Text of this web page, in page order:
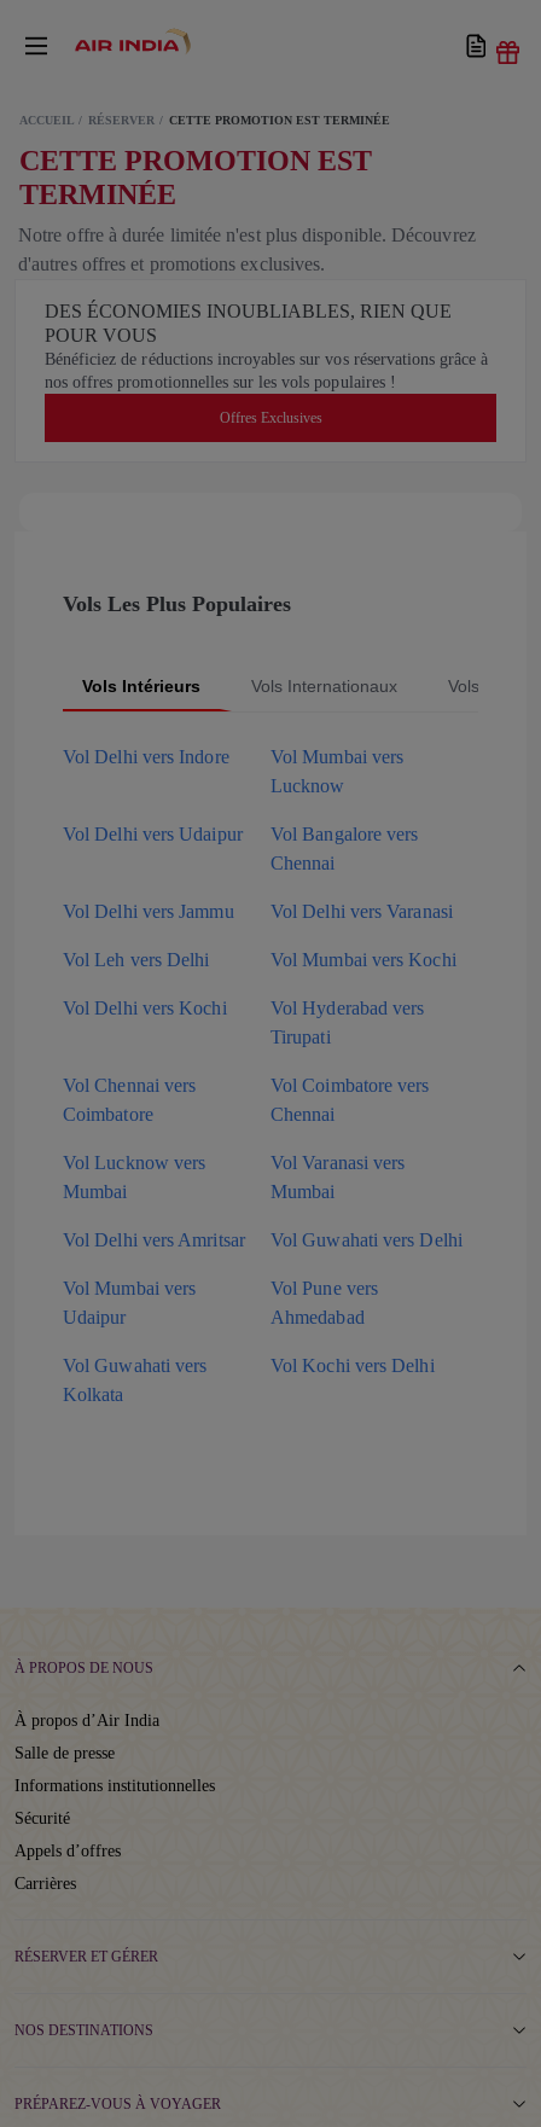
ACCUEIL RÉSERVER CETTE PROMOTION EST TERMINÉE
CETTE PROMOTION EST
TERMINÉE
Notre offre à durée limitée n'est plus disponible. Découvrez
d'autres offres et promotions exclusives.
DES ÉCONOMIES INOUBLIABLES, RIEN QUE
POUR VOUS
Bénéficiez de réductions incroyables sur vos réservations grâce à
nos offres promotionnelles sur les vols populaires !
Offres Exclusives
Vols Les Plus Populaires
Vols Intérieurs Vols Internationaux Vols
Vol Delhi vers Indore
Vol Mumbai vers
Lucknow
Vol Delhi vers Udaipur
Vol Bangalore vers
Chennai
Vol Delhi vers Jammu Vol Delhi vers Varanasi
Vol Leh vers Delhi Vol Mumbai vers Kochi
Vol Delhi vers Kochi
Vol Hyderabad vers
Tirupati
Vol Chennai vers
Coimbatore
Vol Coimbatore vers
Chennai
Vol Lucknow vers
Mumbai
Vol Varanasi vers
Mumbai
Vol Delhi vers Amritsar Vol Guwahati vers Delhi
Vol Mumbai vers
Udaipur
Vol Pune vers
Ahmedabad
Vol Guwahati vers
Kolkata
Vol Kochi vers Delhi
À PROPOS DE NOUS
À propos d’Air India
Salle de presse
Informations institutionnelles
Sécurité
Appels d’offres
Carrières
RÉSERVER ET GÉRER
NOS DESTINATIONS
PRÉPAREZ-VOUS À VOYAGER